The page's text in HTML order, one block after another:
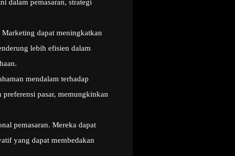
dalam pemasaran, strategi
dapat meningkatkan
lebih efisien dalam
mendalam terhadap
pasar, memungkinkan
pemasaran. Mereka dapat
yang dapat membedakan